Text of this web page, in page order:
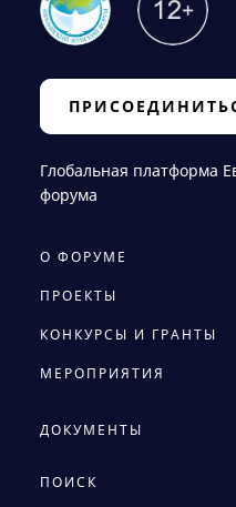
Глобальная платформа
форума
О ФОРУМЕ
ПРОЕКТЫ
КОНКУРСЫ И ГРАНТЫ
МЕРОПРИЯТИЯ
ДОКУМЕНТЫ
ПОИСК